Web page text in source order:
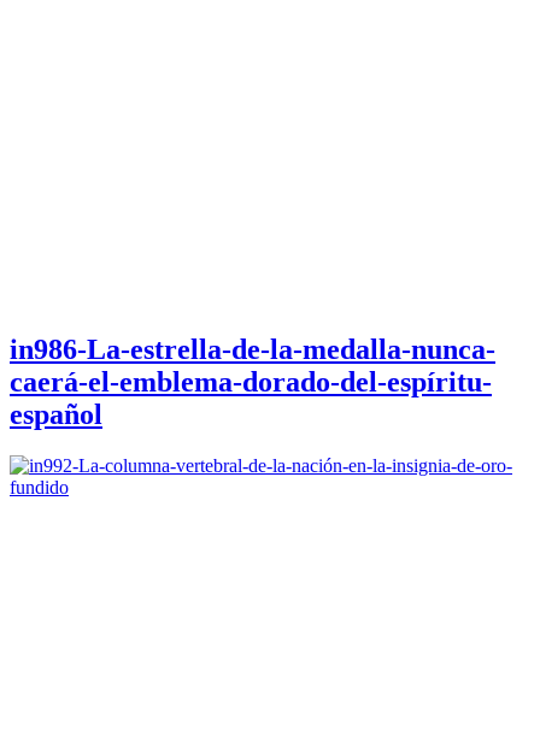
in986-La-estrella-de-la-medalla-nunca-
caerá-el-emblema-dorado-del-espíritu-
español